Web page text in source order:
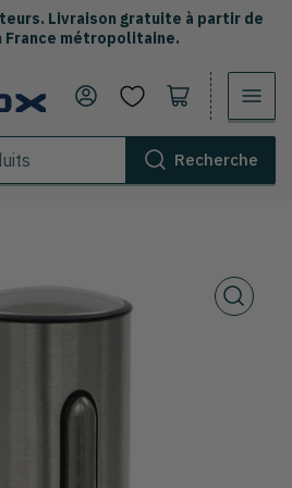
Livraison gratuite à partir de
France métropolitaine.
Recherche
Se connecter Ouvrir le panier